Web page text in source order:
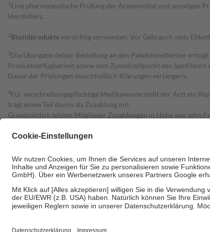
1 Eine pharmazeutische Prüfung der Arzneimittel und sonstigen
Herstellers.
2Biozidproduktevorsichtig verwenden. Vor Gebrauch stets
3Die Übergabe deiner Bestellung an den Paketdienstleister
Produktverfügbarkeit sowie vom Zustellzeitpunkt des
Dauer der Prüfungen einschließlich Klärungen verlängern.
4Für verschreibungspflichtige Medikamente stellt der Arzt ein
trägt einen Teil davon als Zuzahlung mit.
Grundsätzlich leisten Mitglieder Zuzahlungen in Höhe von zehn
Diese Regeln gelten grundsätzlich auch für Online-Apotheken.
Um das Engagement der Versicherten für ihre eigene
• Kindern und Jugendlichen bis zum vollendeten 18. Lebensjahr
• Untersuchungen zur Vorsorge und Früherkennung, die von der
• empfohlenen Schutzimpfungen
• Harn- und Blutteststreifen
Informationen findest du hier: https://help.etrusted.com/hc/de/